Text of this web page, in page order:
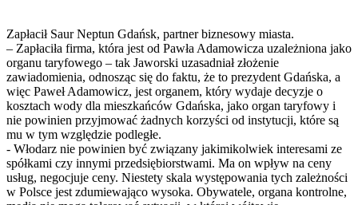
Zapłacił Saur Neptun Gdańsk, partner biznesowy miasta.
– Zapłaciła firma, która jest od Pawła Adamowicza uzależniona jako
organu taryfowego – tak Jaworski uzasadniał złożenie
zawiadomienia, odnosząc się do faktu, że to prezydent Gdańska, a
więc Paweł Adamowicz, jest organem, który wydaje decyzje o
kosztach wody dla mieszkańców Gdańska, jako organ taryfowy i
nie powinien przyjmować żadnych korzyści od instytucji, które są
mu w tym względzie podległe.
- Włodarz nie powinien być związany jakimikolwiek interesami ze
spółkami czy innymi przedsiębiorstwami. Ma on wpływ na ceny
usług, negocjuje ceny. Niestety skala występowania tych zależności
w Polsce jest zdumiewająco wysoka. Obywatele, organa kontrolne,